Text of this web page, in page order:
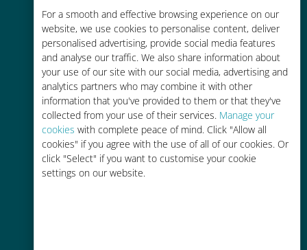
For a smooth and effective browsing experience on our
website, we use cookies to personalise content, deliver
personalised advertising, provide social media features
and analyse our traffic. We also share information about
your use of our site with our social media, advertising and
analytics partners who may combine it with other
information that you've provided to them or that they've
collected from your use of their services. Manage your
cookies with complete peace of mind. Click "Allow all
cookies" if you agree with the use of all of our cookies. Or
click "Select" if you want to customise your cookie
settings on our website.
お客様が普段お使いのキャリアでロ
ーミングサービスを使った場合に比
べて最大で90％の節約が可能です。
かんたん追加購入
Wi-Fiやデータ残量がなくても、